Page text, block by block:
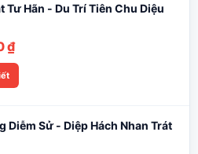
Tư Hãn - Du Trí Tiên Chu Diệu
₫
Diễm Sử - Diệp Hách Nhan Trát